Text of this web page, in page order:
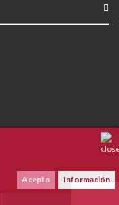
Acepto Información